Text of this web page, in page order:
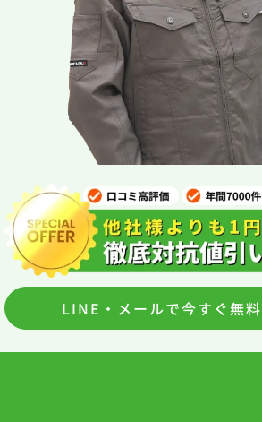
LINE・メールで今すぐ無料